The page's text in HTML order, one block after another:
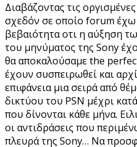
Διαβάζοντας τις
σχεδόν σε οποίο forum
βεβαιότητα οτι η αύξηση
του μηνύματος της Sony
θα αποκαλούσαμε the
έχουν συσπειρωθεί και
επιφάνεια μια σειρά από
δικτύου του PSN μέχρι
που δίνονται κάθε μήνα.
οι αντιδράσεις που
πλευρά της Sony… Να